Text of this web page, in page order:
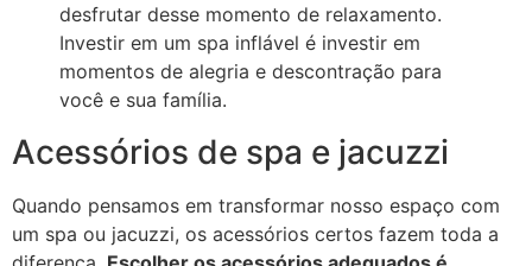
desfrutar desse momento de relaxamento.
Investir em um spa inflável é investir em
momentos de alegria e descontração para
você e sua família.
Acessórios de spa e jacuzzi
Quando pensamos em transformar nosso espaço com
um spa ou jacuzzi, os acessórios certos fazem toda a